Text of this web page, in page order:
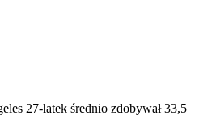
27-latek średnio zdobywał 33,5